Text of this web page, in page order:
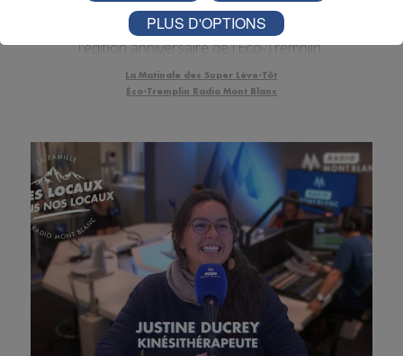
Caroline Chicard-Kubler, directrice générale de Radio
Mont Blanc, était notre invitée pour nous présenter
l'édition anniversaire de l'Éco-Tremplin.
La Matinale des Super Lève-Tôt
Éco-Tremplin Radio Mont Blanc
PLUS D'OPTIONS